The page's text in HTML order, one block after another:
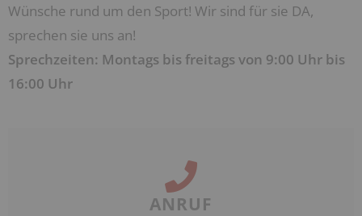
Wünsche rund um den Sport! Wir sind für sie DA,
sprechen sie uns an!
Sprechzeiten: Montags bis freitags von 9:00 Uhr bis
16:00 Uhr
ANRUF